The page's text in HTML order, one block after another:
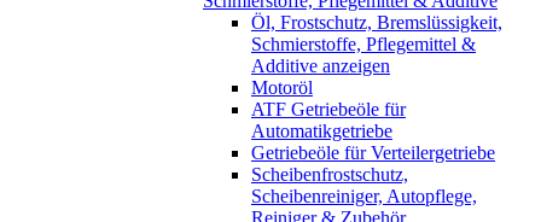
Öl, Frostschutz, Bremslüssigkeit,
Schmierstoffe, Pflegemittel &
Additive anzeigen
Motoröl
ATF Getriebeöle für
Automatikgetriebe
Getriebeöle für Verteilergetriebe
Scheibenfrostschutz,
Scheibenreiniger, Autopflege,